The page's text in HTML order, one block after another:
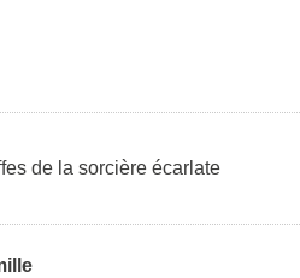
de la sorcière écarlate